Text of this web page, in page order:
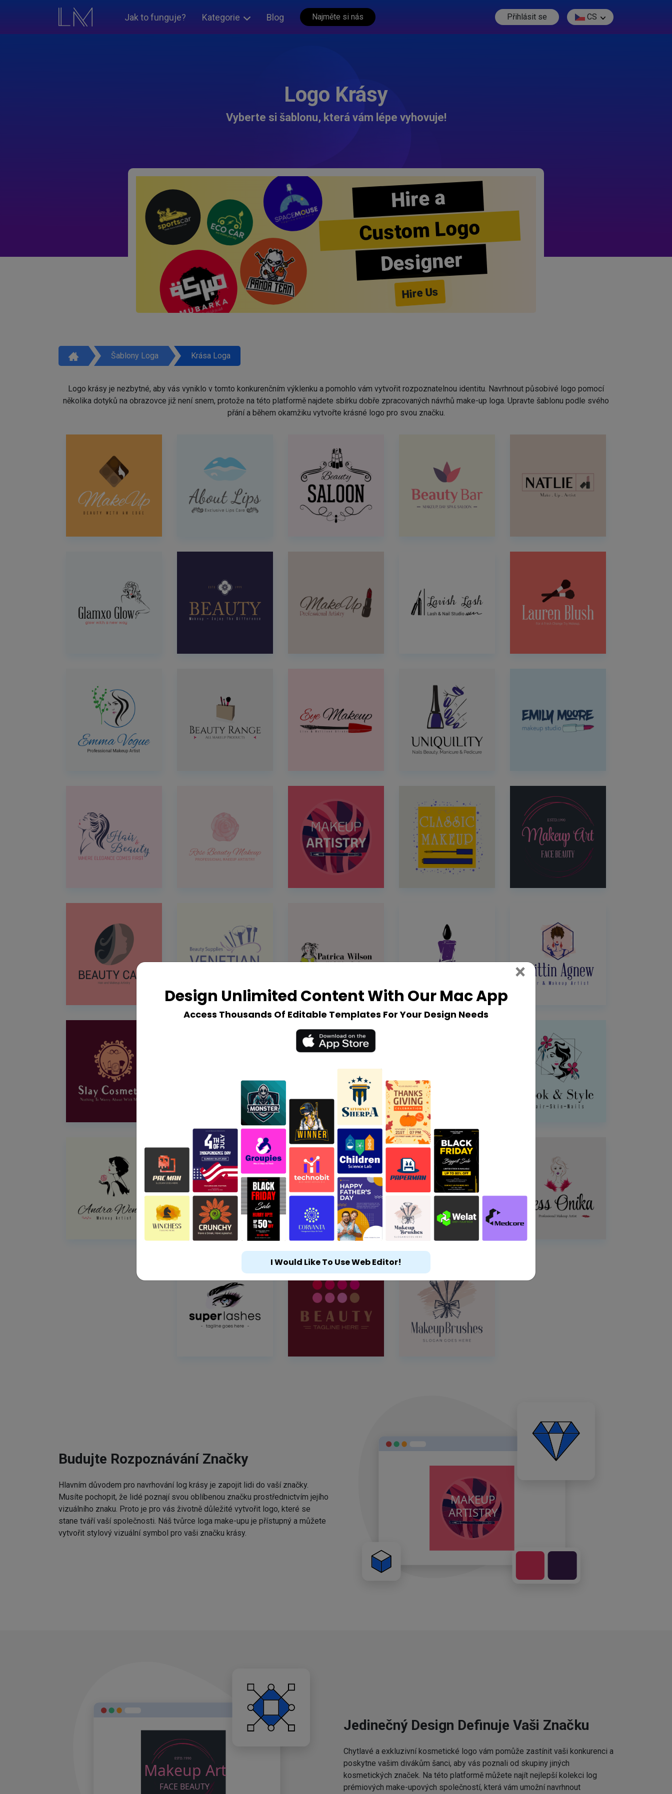
Jak to funguje? Kategorie Blog Najměte si nás Přihlásit se CS
Logo Krásy
Vyberte si šablonu, která vám lépe vyhovuje!
Hire a
Custom Logo
Designer
Hire Us
Šablony Loga Krása Loga
Logo krásy je nezbytné, aby vás vyniklo v tomto konkurenčním výklenku a pomohlo vám vytvořit rozpoznatelnou identitu. Navrhnout působivé logo pomocí
několika dotyků na obrazovce již není snem, protože na této platformě najdete sbírku dobře zpracovaných návrhů make-up loga. Upravte šablonu podle svého
přání a během okamžiku vytvořte krásné logo pro svou značku.
Budujte Rozpoznávání Značky
Hlavním důvodem pro navrhování log krásy je zapojit lidi do vaší značky.
Musíte pochopit, že lidé poznají svou oblíbenou značku prostřednictvím jejího
vizuálního znaku. Proto je pro vás životně důležité vytvořit logo, které se
stane tváří vaší společnosti. Náš tvůrce loga make-upu je přístupný a můžete
vytvořit stylový vizuální symbol pro vaši značku krásy.
Jedinečný Design Definuje Vaši Značku
Chytlavé a exkluzivní kosmetické logo vám pomůže zastínit vaši konkurenci a
poskytne vašim divákům šanci, aby vás poznali od skupiny jiných
kosmetických značek. Na této platformě můžete najít nejlepší kolekci log
prémiových make-upových společností, která vám umožní navrhnout
Design Unlimited Content With Our Mac App
Access Thousands Of Editable Templates For Your Design Needs
× Close
I Would Like To Use Web Editor!